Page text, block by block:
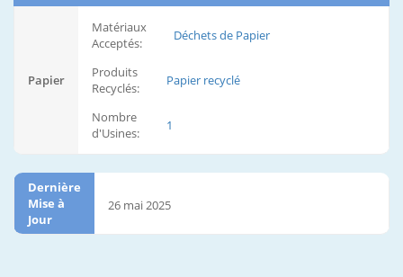
Papier
Matériaux
Acceptés:
Déchets de Papier
Produits
Recyclés:
Papier recyclé
Nombre
d'Usines:
1
Dernière
Mise à
Jour
26 mai 2025